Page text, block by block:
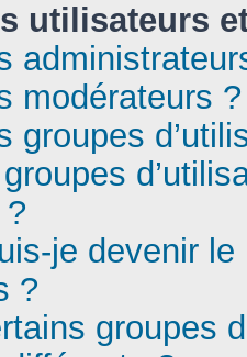
utilisateurs
modérateurs ?
groupes
je devenir le
?
groupes